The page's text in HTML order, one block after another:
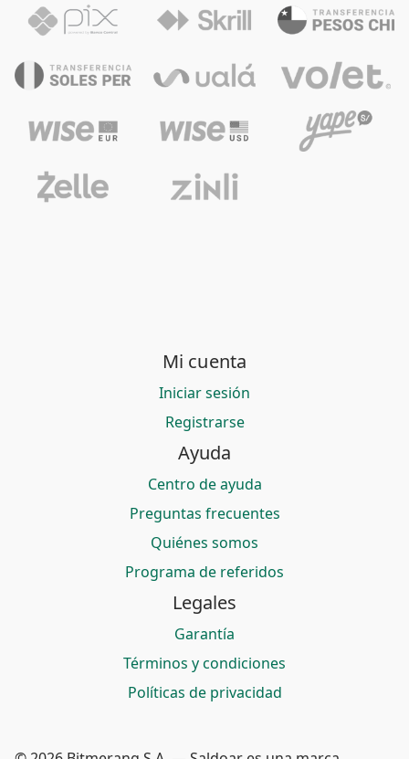
Mi cuenta
Iniciar sesión
Registrarse
Ayuda
Centro de ayuda
Preguntas frecuentes
Quiénes somos
Programa de referidos
Legales
Garantía
Términos y condiciones
Políticas de privacidad